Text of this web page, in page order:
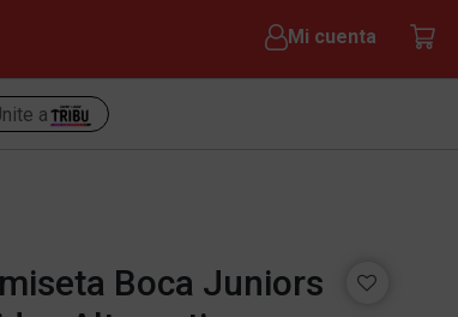
Mi cuenta
a
Boca Juniors